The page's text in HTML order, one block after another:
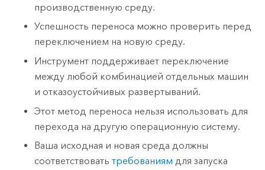
производственную среду.
Успешность переноса можно проверить перед
переключением на новую среду.
Инструмент поддерживает переключение
между любой комбинацией отдельных машин
и отказоустойчивых развертываний.
Этот метод переноса нельзя использовать для
перехода на другую операционную систему.
Ваша исходная и новая среда должны
соответствоватьтребованиям для запуска